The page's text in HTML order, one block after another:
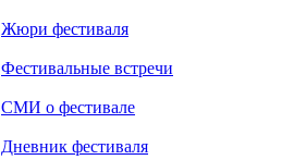
Жюри фестиваля
Фестивальные встречи
СМИ о фестивале
Дневник фестиваля